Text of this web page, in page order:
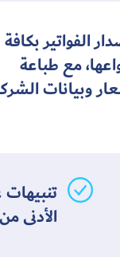
الفواتير بكافة
مع طباعة
وبيانات
الأدنى